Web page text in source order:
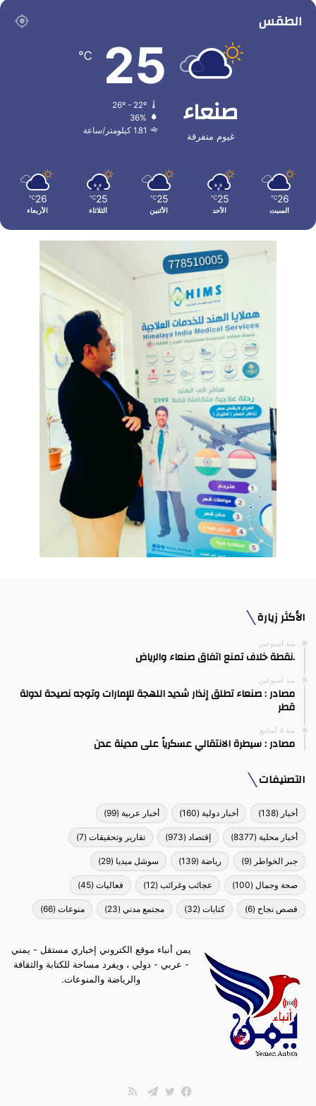
الطقس
صنعاء
غيوم متفرقة
25
℃
26º - 22º
36%
1.81 كيلومتر/ساعة
26
℃
السبت
25
℃
الأحد
25
℃
الأثنين
25
℃
الثلاثاء
26
℃
الأربعاء
الأكثر زيارة
منذ أسبوعين
.نقطة خلاف تمنع اتفاق صنعاء والرياض
منذ أسبوعين
مصادر : صنعاء تطلق إنذار شديد اللهجة للإمارات وتوجه نصيحة لدولة
قطر
منذ 4 أسابيع
مصادر : سيطرة الانتقالي عسكرياً على مدينة عدن
التصنيفات
أخبار (138) أخبار دولية (160) أخبار عربية (99)
أخبار محلية (8377) إقتصاد (973) تقارير وتحقيقات (7)
جبر الخواطر (9) رياضة (139) سوشل ميديا (29)
صحة وجمال (100) عجائب وغرائب (12) فعاليات (45)
قصص نجاح (6) كتابات (32) مجتمع مدني (23) منوعات (66)
يمن أنباء موقع الكتروني إخباري مستقل - يمني
- عربي - دولي ، ويفرد مساحة للكتابة والثقافة
والرياضة والمنوعات.